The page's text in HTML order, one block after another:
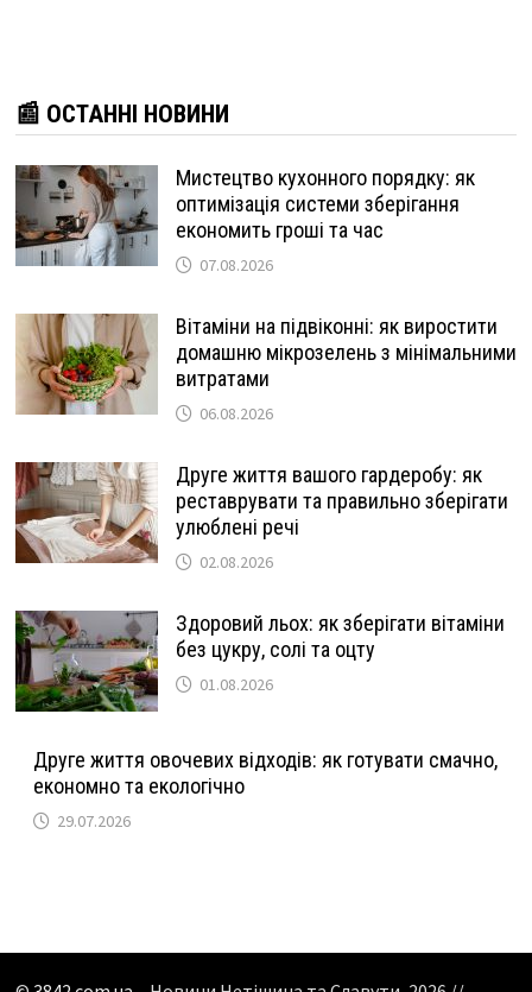
📰 ОСТАННІ НОВИНИ
Мистецтво кухонного порядку: як
оптимізація системи зберігання
економить гроші та час
07.08.2026
Вітаміни на підвіконні: як виростити
домашню мікрозелень з мінімальними
витратами
06.08.2026
Друге життя вашого гардеробу: як
реставрувати та правильно зберігати
улюблені речі
02.08.2026
Здоровий льох: як зберігати вітаміни
без цукру, солі та оцту
01.08.2026
Друге життя овочевих відходів: як готувати смачно,
економно та екологічно
29.07.2026